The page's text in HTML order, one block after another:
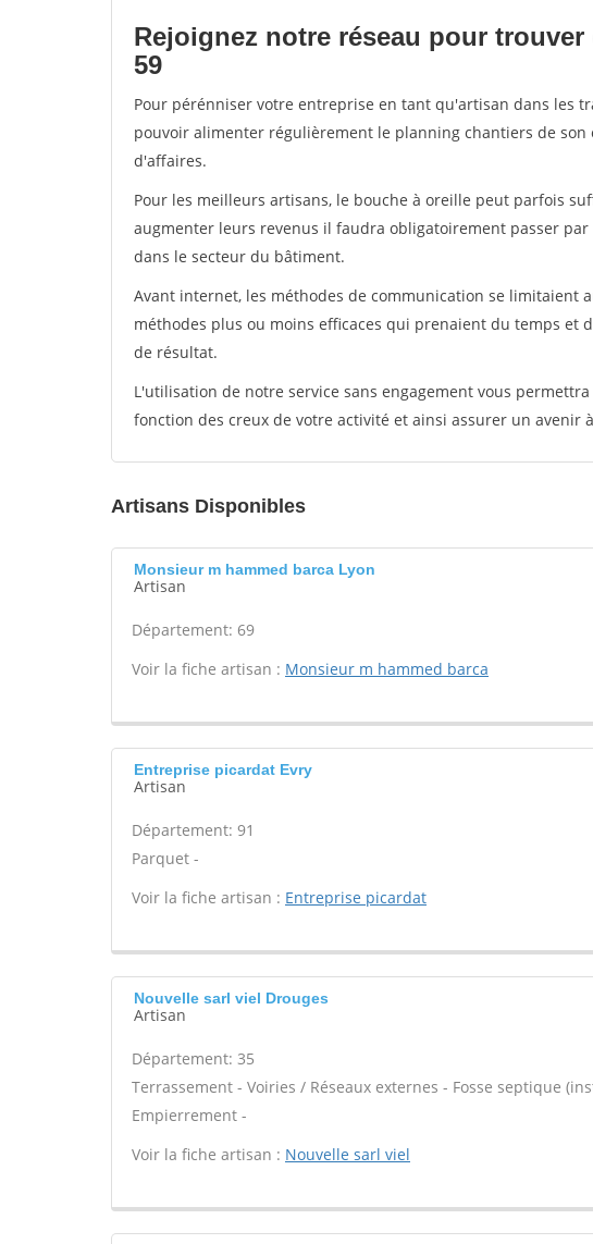
Rejoignez notre réseau pour
59
Pour pérénniser votre entreprise en tant qu'artisan dans les
pouvoir alimenter régulièrement le planning chantiers de
d'affaires.
Pour les meilleurs artisans, le bouche à oreille peut parfois
augmenter leurs revenus il faudra obligatoirement passer
dans le secteur du bâtiment.
Avant internet, les méthodes de communication se limitaient
méthodes plus ou moins efficaces qui prenaient du temps et
de résultat.
L'utilisation de notre service sans engagement vous
fonction des creux de votre activité et ainsi assurer un avenir
Artisans Disponibles
Monsieur m hammed barca Lyon
Artisan
Département: 69
Voir la fiche artisan : Monsieur m hammed barca
Entreprise picardat Evry
Artisan
Département: 91
Parquet -
Voir la fiche artisan : Entreprise picardat
Nouvelle sarl viel Drouges
Artisan
Département: 35
Terrassement - Voiries / Réseaux externes - Fosse septique
Empierrement -
Voir la fiche artisan : Nouvelle sarl viel